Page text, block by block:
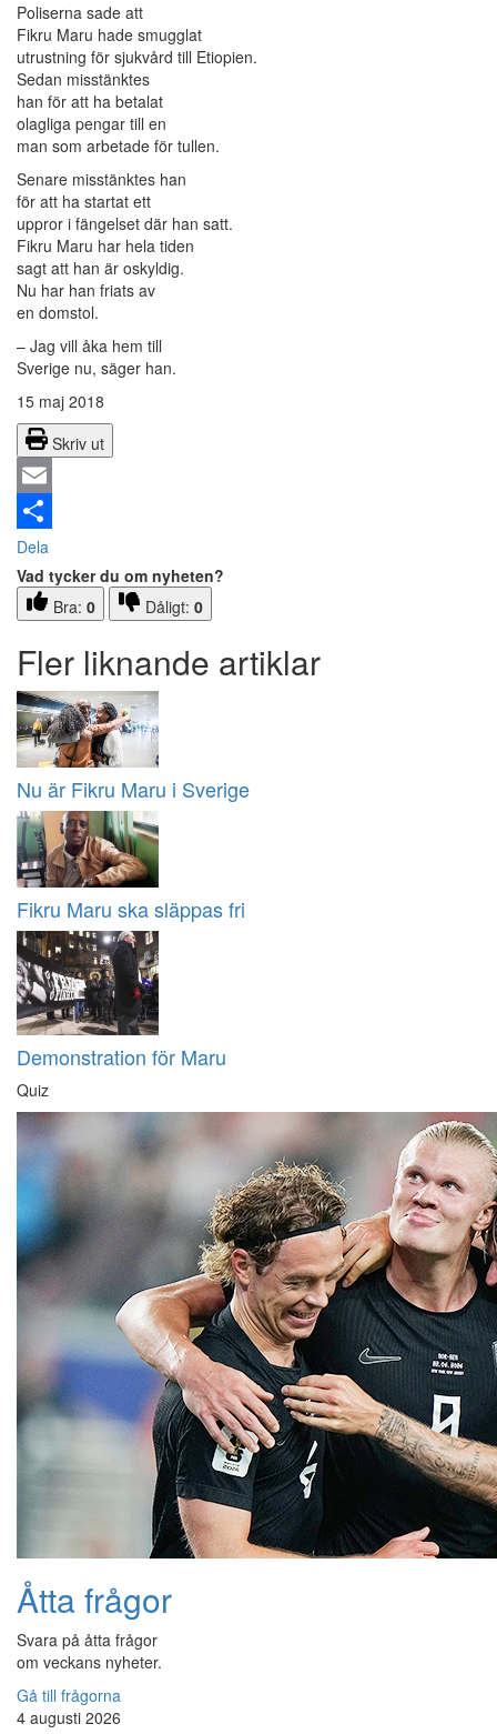
Poliserna sade att
Fikru Maru hade smugglat
utrustning för sjukvård till Etiopien.
Sedan misstänktes
han för att ha betalat
olagliga pengar till en
man som arbetade för tullen.
Senare misstänktes han
för att ha startat ett
uppror i fängelset där han satt.
Fikru Maru har hela tiden
sagt att han är oskyldig.
Nu har han friats av
en domstol.
– Jag vill åka hem till
Sverige nu, säger han.
15 maj 2018
Skriv ut
Email
Dela
Vad tycker du om nyheten?
Bra: 0 Dåligt: 0
Fler liknande artiklar
Nu är Fikru Maru i Sverige
Fikru Maru ska släppas fri
Demonstration för Maru
Quiz
Åtta frågor
Svara på åtta frågor
om veckans nyheter.
Gå till frågorna
4 augusti 2026